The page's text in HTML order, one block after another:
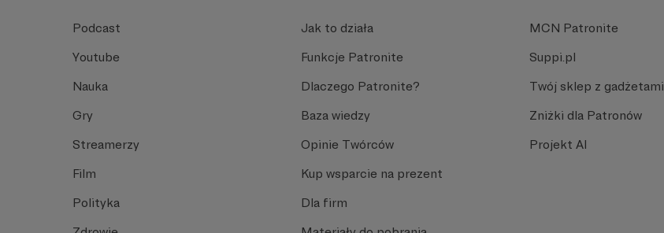
Podcast
Youtube
Nauka
Gry
Streamerzy
Film
Polityka
Jak to działa
Funkcje Patronite
Dlaczego Patronite?
Baza wiedzy
Opinie Twórców
Kup wsparcie na prezent
Dla firm
MCN Patronite
Suppi.pl
Twój sklep z gadżetami
Zniżki dla Patronów
Projekt AI